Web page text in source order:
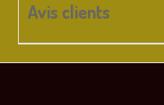
Avis clients